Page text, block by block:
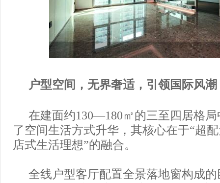
户型空间，无界奢适，引领国际风潮
在建面约130—180㎡的三至四居格
了空间生活方式升华，其核心在于“超
店式生活理想”的融合。
全线户型客厅配置全景落地窗构成